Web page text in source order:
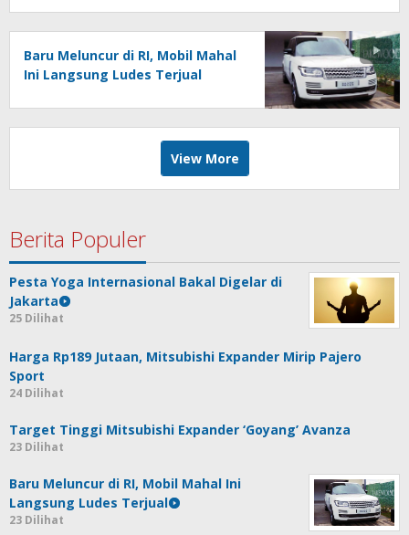
Baru Meluncur di RI, Mobil Mahal
Ini Langsung Ludes Terjual
View More
Berita Populer
Pesta Yoga Internasional Bakal Digelar di
Jakarta
25 Dilihat
Harga Rp189 Jutaan, Mitsubishi Expander Mirip Pajero
Sport
24 Dilihat
Target Tinggi Mitsubishi Expander ‘Goyang’ Avanza
23 Dilihat
Baru Meluncur di RI, Mobil Mahal Ini
Langsung Ludes Terjual
23 Dilihat